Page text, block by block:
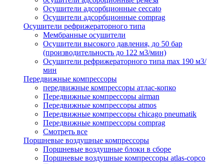
Осушители адсорбционные ceccato
Осушители адсорбционные comprag
Осушители рефрижераторного типа
Мембранные осушители
Осушители высокого давления, до 50 бар
(производительность до 122 м3/мин)
Осушители рефрижераторного типа max 190 м3/
мин
Передвижные компрессоры
передвижные компрессоры атлас-копко
Передвижные компрессоры airman
Передвижные компрессоры atmos
Передвижные компрессоры chicago pneumatik
Передвижные компрессоры comprag
Смотреть все
Поршневые воздушные компрессоры
Поршневые воздушные блоки в сборе
Поршневые воздушные компрессоры atlas-copco